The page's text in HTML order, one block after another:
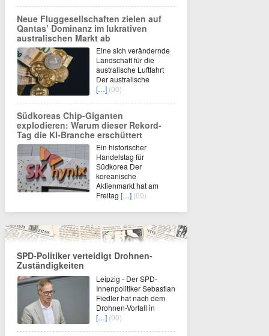
Neue Fluggesellschaften zielen auf
Qantas’ Dominanz im lukrativen
australischen Markt ab
Eine sich verändernde
Landschaft für die
australische Luftfahrt
Der australische
[…] (00)
Südkoreas Chip-Giganten
explodieren: Warum dieser Rekord-
Tag die KI-Branche erschüttert
Ein historischer
Handelstag für
Südkorea Der
koreanische
Aktienmarkt hat am
Freitag […] (00)
SPD-Politiker verteidigt Drohnen-
Zuständigkeiten
Leipzig - Der SPD-
Innenpolitiker Sebastian
Fiedler hat nach dem
Drohnen-Vorfall in
[…] (00)